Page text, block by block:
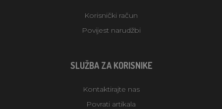
Korisnički račun
Povijest narudžbi
SLUŽBA ZA KORISNIKE
Kontaktirajte nas
Povrati artikala